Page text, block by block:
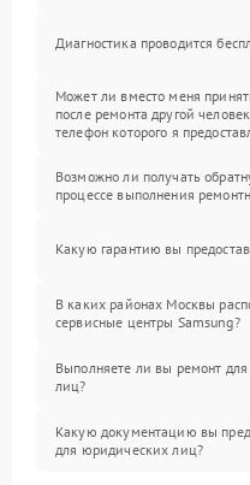
Диагностика проводится
Может ли вместо меня
после ремонта другой
телефон которого я
Возможно ли получать
процессе выполнения
Какую гарантию вы
В каких районах Москвы
сервисные центры Samsung?
Выполняете ли вы ремонт
лиц?
Какую документацию вы
для юридических лиц?